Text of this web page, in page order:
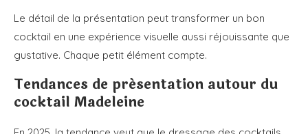
Le détail de la présentation peut transformer un bon
cocktail en une expérience visuelle aussi réjouissante que
gustative. Chaque petit élément compte.
Tendances de présentation autour du
cocktail Madeleine